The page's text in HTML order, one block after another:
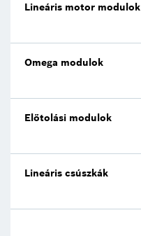
Lineáris motor modulok
Omega modulok
Előtolási modulok
Lineáris csúszkák